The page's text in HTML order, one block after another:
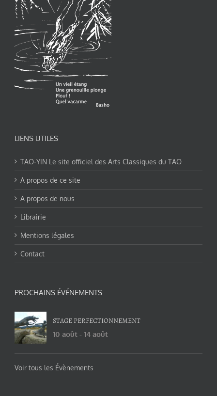
LIENS UTILES
TAO-YIN Le site officiel des Arts Classiques du TAO
A propos de ce site
A propos de nous
Librairie
Mentions légales
Contact
PROCHAINS ÉVÉNEMENTS
STAGE PERFECTIONNEMENT
10 août - 14 août
Voir tous les Évènements